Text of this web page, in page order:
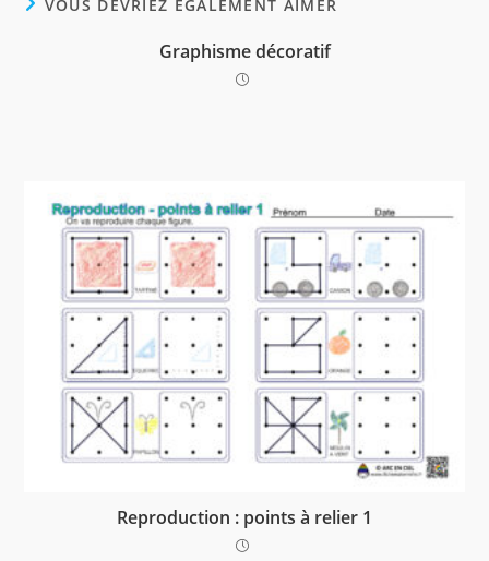
t
VOUS DEVRIEZ ÉGALEMENT AIMER
Graphisme décoratif
Reproduction : points à relier 1